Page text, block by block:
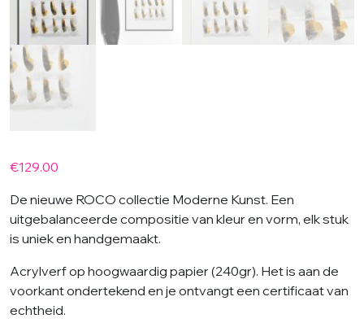
€129.00
De nieuwe ROCO collectie Moderne Kunst. Een
uitgebalanceerde compositie van kleur en vorm, elk stuk
is uniek en handgemaakt.
Acrylverf op hoogwaardig papier (240gr). Het is aan de
voorkant ondertekend en je ontvangt een certificaat van
echtheid.